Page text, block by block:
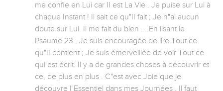
me confie en Lui car II est La Vie . Je puise sur Lui à
chaque Instant ! Il sait ce qu"II fait ; Je n"ai aucun
doute sur Lui. Il me fait du bien ....En lisant le
Psaume 23 , Je suis encouragée de lire Tout ce
qu"II contient ; Je suis émerveillée de voir Tout ce
qui est écrit. Il y a de grandes choses à découvrir et
ce, de plus en plus . C"est avec Joie que je
découvre l"Essentiel dans mes Journées . Il faut